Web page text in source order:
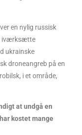
en nylig russisk
iværksætte
ukrainske
droneangreb på en
i et område,
at undgå en
kostet mange